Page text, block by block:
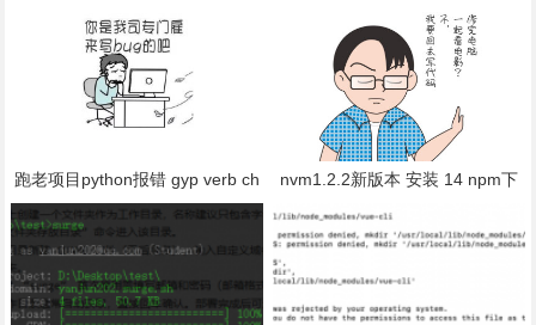
跑老项目python报错 gyp verb ch
eck python checking for Python e
xecutable "python2" in the PATH
gyp
nvm1.2.2新版本 安装 14 npm下
system cannot find the file specifi
ed.